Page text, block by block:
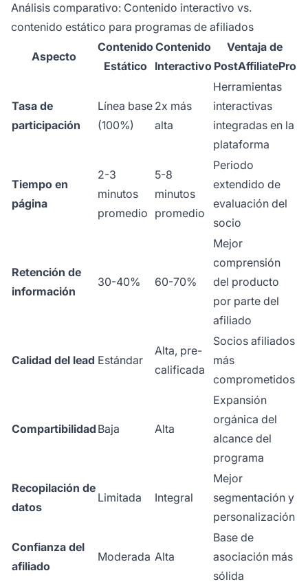
Análisis comparativo: Contenido interactivo vs.
contenido estático para programas de afiliados
Aspecto
Contenido
Estático
Contenido
Interactivo
Ventaja de
PostAffiliatePro
Tasa de
participación
Línea base
(100%)
2x más
alta
Herramientas
interactivas
integradas en la
plataforma
Tiempo en
página
2-3
minutos
promedio
5-8
minutos
promedio
Periodo
extendido de
evaluación del
socio
Retención de
información
30-40% 60-70%
Mejor
comprensión
del producto
por parte del
afiliado
Calidad del lead Estándar
Alta, pre-
calificada
Socios afiliados
más
comprometidos
Compartibilidad Baja Alta
Expansión
orgánica del
alcance del
programa
Recopilación de
datos
Limitada Integral
Mejor
segmentación y
personalización
Confianza del
afiliado
Moderada Alta
Base de
asociación más
sólida